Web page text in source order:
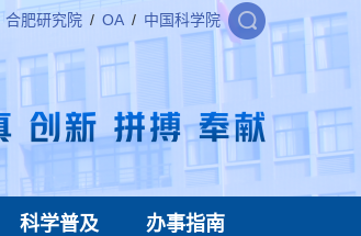
合肥研究院 / OA / 中国科学院
科学普及 办事指南